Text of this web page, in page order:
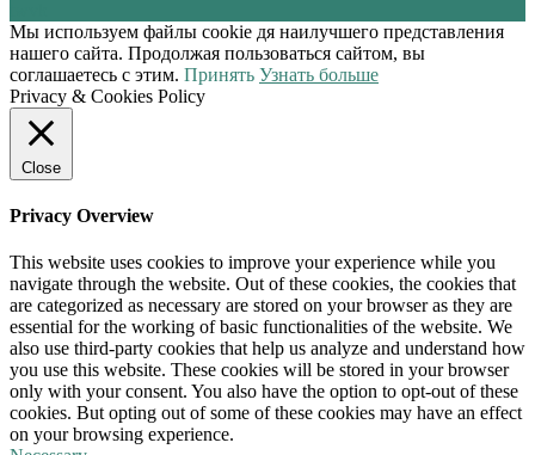
Мы используем файлы cookie дя наилучшего представления
нашего сайта. Продолжая пользоваться сайтом, вы
соглашаетесь с этим. Принять Узнать больше
Privacy & Cookies Policy
Close
Privacy Overview
This website uses cookies to improve your experience while you
navigate through the website. Out of these cookies, the cookies that
are categorized as necessary are stored on your browser as they are
essential for the working of basic functionalities of the website. We
also use third-party cookies that help us analyze and understand how
you use this website. These cookies will be stored in your browser
only with your consent. You also have the option to opt-out of these
cookies. But opting out of some of these cookies may have an effect
on your browsing experience.